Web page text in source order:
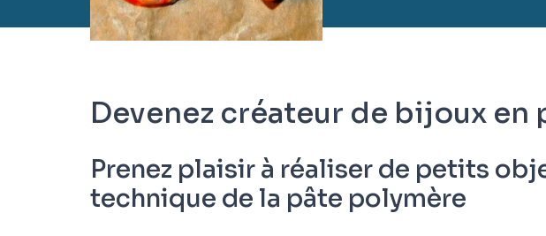
Devenez créateur de bijoux en
Prenez plaisir à réaliser de petits
technique de la pâte polymère